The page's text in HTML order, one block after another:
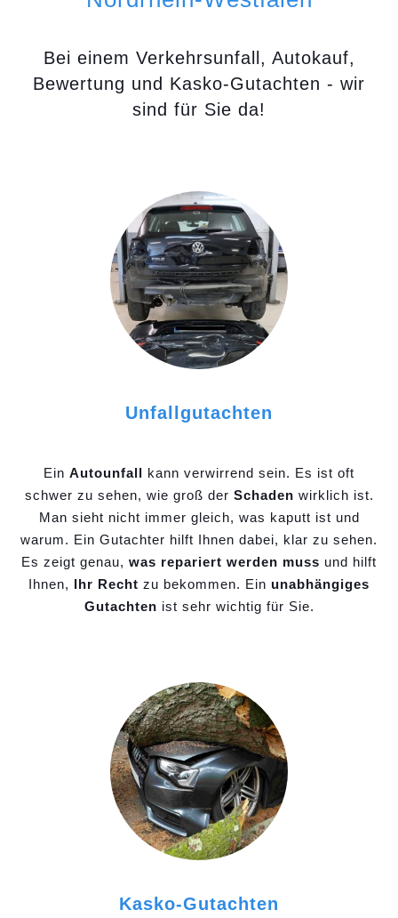
Bei einem Verkehrsunfall, Autokauf,
Bewertung und Kasko-Gutachten - wir
sind für Sie da!
Unfallgutachten
Ein Autounfall kann verwirrend sein. Es ist oft
schwer zu sehen, wie groß der Schaden wirklich ist.
Man sieht nicht immer gleich, was kaputt ist und
warum. Ein Gutachter hilft Ihnen dabei, klar zu sehen.
Es zeigt genau, was repariert werden muss und hilft
Ihnen, Ihr Recht zu bekommen. Ein unabhängiges
Gutachten ist sehr wichtig für Sie.
Kasko-Gutachten